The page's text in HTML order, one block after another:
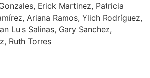
Erick Martinez, Patricia
Ariana Ramos, Ylich Rodríguez,
Luis Salinas, Gary Sanchez,
Ruth Torres